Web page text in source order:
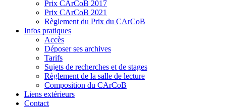
Prix CArCoB 2017
Prix CArCoB 2021
Règlement du Prix du CArCoB
Infos pratiques
Accès
Déposer ses archives
Tarifs
Sujets de recherches et de stages
Règlement de la salle de lecture
Composition du CArCoB
Liens extérieurs
Contact